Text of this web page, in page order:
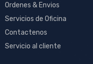
Ordenes & Envios
Servicios de Oficina
Contactenos
Servicio al cliente